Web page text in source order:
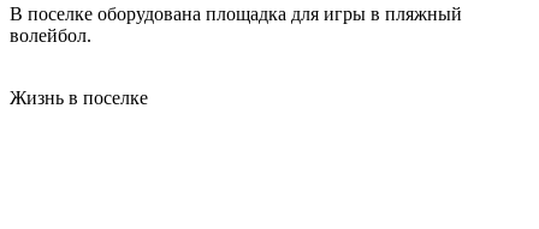
В поселке оборудована площадка для игры в пляжный
волейбол.
Жизнь в поселке